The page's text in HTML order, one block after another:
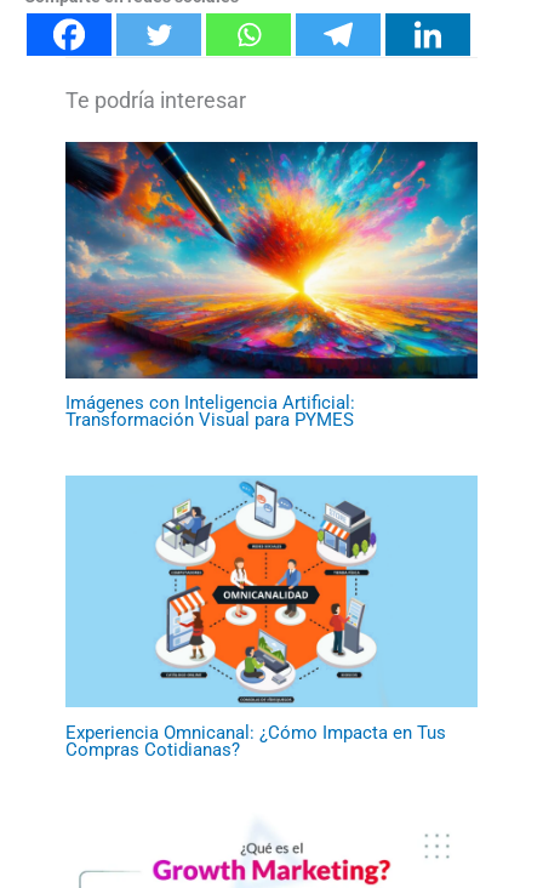
Imágenes con Inteligencia Artificial:
Transformación Visual para PYMES
Experiencia Omnicanal: ¿Cómo Impacta en Tus
Compras Cotidianas?